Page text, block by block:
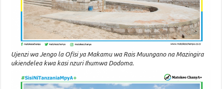
Ujenzi wa Jengo la Ofisi ya Makamu wa Rais Muungano na Mazingira
ukiendelea kwa kasi nzuri Ihumwa Dodoma.